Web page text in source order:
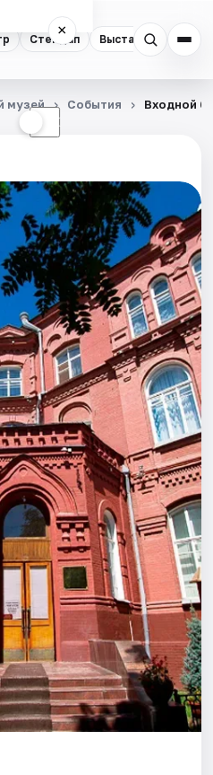
Стендап Выставки
×
☾
музей События Входной